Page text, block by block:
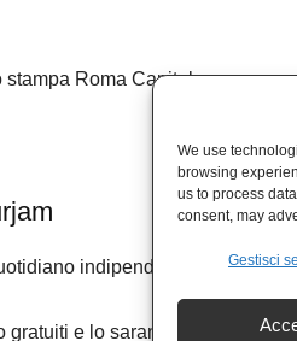
We use
browsing
us to process
consent, may
Gestisci
stampa Roma Capitale
indipendente senza
gratuiti e lo saranno sempre.